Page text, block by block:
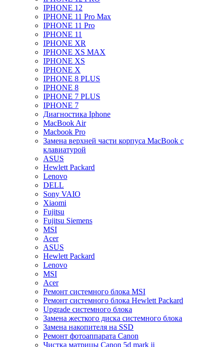
IPHONE 12
IPHONE 11 Pro Max
IPHONE 11 Pro
IPHONE 11
IPHONE XR
IPHONE XS MAX
IPHONE XS
IPHONE X
IPHONE 8 PLUS
IPHONE 8
IPHONE 7 PLUS
IPHONE 7
Диагностика Iphone
MacBook Air
Macbook Pro
Замена верхней части корпуса MacBook с
клавиатурой
ASUS
Hewlett Packard
Lenovo
DELL
Sony VAIO
Xiaomi
Fujitsu
Fujitsu Siemens
MSI
Acer
ASUS
Hewlett Packard
Lenovo
MSI
Acer
Ремонт системного блока MSI
Ремонт системного блока Hewlett Packard
Upgrade системного блока
Замена жесткого диска системного блока
Замена накопителя на SSD
Ремонт фотоаппарата Canon
Чистка матрицы Canon 5d mark ii